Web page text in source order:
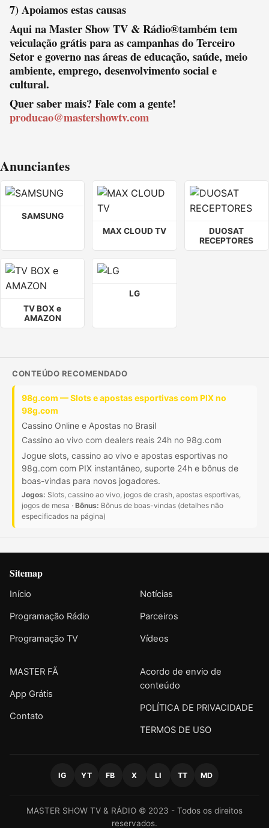
7) Apoiamos estas causas
Aqui na Master Show TV & Rádio®também tem
veiculação grátis para as campanhas do Terceiro
Setor e governo nas áreas de educação, saúde, meio
ambiente, emprego, desenvolvimento social e
cultural.
Quer saber mais? Fale com a gente!
producao@mastershowtv.com
Anunciantes
SAMSUNG
MAX CLOUD TV
DUOSAT
RECEPTORES
TV BOX e
AMAZON
LG
CONTEÚDO RECOMENDADO
98g.com — Slots e apostas esportivas com PIX no
98g.com
Cassino Online e Apostas no Brasil
Cassino ao vivo com dealers reais 24h no 98g.com
Jogue slots, cassino ao vivo e apostas esportivas no
98g.com com PIX instantâneo, suporte 24h e bônus de
boas-vindas para novos jogadores.
Jogos: Slots, cassino ao vivo, jogos de crash, apostas esportivas,
jogos de mesa · Bônus: Bônus de boas-vindas (detalhes não
especificados na página)
Sitemap
Início
Programação Rádio
Programação TV
Notícias
Parceiros
Vídeos
MASTER FÃ
App Grátis
Contato
Acordo de envio de
conteúdo
POLÍTICA DE PRIVACIDADE
TERMOS DE USO
IG YT FB X LI TT MD
MASTER SHOW TV & RÁDIO © 2023 - Todos os direitos
reservados.